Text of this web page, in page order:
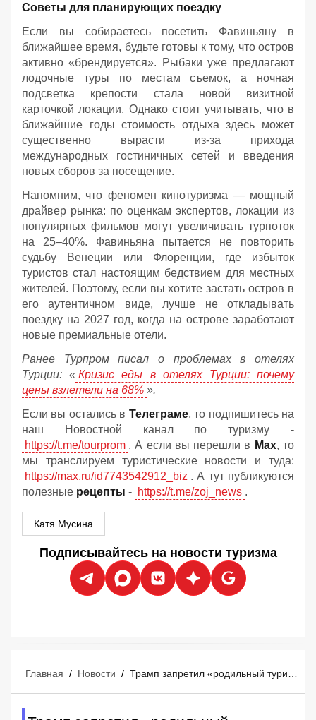
Советы для планирующих поездку
Если вы собираетесь посетить Фавиньяну в
ближайшее время, будьте готовы к тому, что остров
активно «брендируется». Рыбаки уже предлагают
лодочные туры по местам съемок, а ночная
подсветка крепости стала новой визитной
карточкой локации. Однако стоит учитывать, что в
ближайшие годы стоимость отдыха здесь может
существенно вырасти из-за прихода
международных гостиничных сетей и введения
новых сборов за посещение.
Напомним, что феномен кинотуризма — мощный
драйвер рынка: по оценкам экспертов, локации из
популярных фильмов могут увеличивать турпоток
на 25–40%. Фавиньяна пытается не повторить
судьбу Венеции или Флоренции, где избыток
туристов стал настоящим бедствием для местных
жителей. Поэтому, если вы хотите застать остров в
его аутентичном виде, лучше не откладывать
поездку на 2027 год, когда на острове заработают
новые премиальные отели.
Ранее Турпром писал о проблемах в отелях
Турции: « Кризис еды в отелях Турции: почему
цены взлетели на 68% ».
Если вы остались в Телеграме, то подпишитесь на
наш Новостной канал по туризму -
https://t.me/tourprom . А если вы перешли в Мах, то
мы транслируем туристические новости и туда:
https://max.ru/id7743542912_biz . А тут публикуются
полезные рецепты - https://t.me/zoj_news .
Катя Мусина
Подписывайтесь на новости туризма
Главная / Новости /